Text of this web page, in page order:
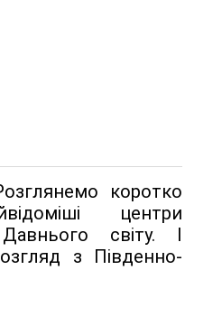
коротко
центри
світу. І
з Південно-